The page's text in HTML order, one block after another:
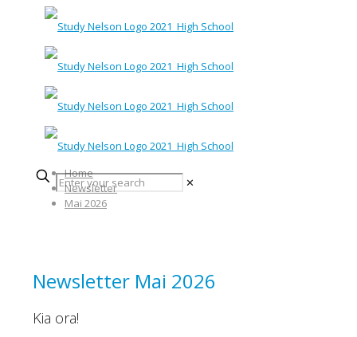
✕
Home
Newsletter
Mai 2026
Newsletter Mai 2026
Kia ora!